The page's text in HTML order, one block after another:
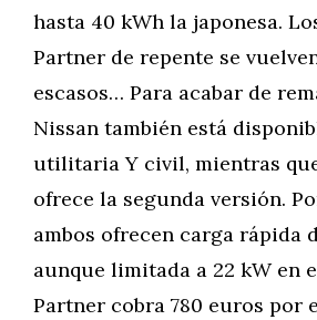
hasta 40 kWh la japonesa.
Partner de repente se
escasos… Para acabar de
Nissan también está
utilitaria Y civil, mientras
ofrece la segunda versión.
ambos ofrecen carga rápida
aunque limitada a 22 kW en
Partner cobra 780 euros por